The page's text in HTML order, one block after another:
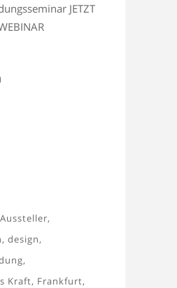
JETZT
Aussteller
design
Kraft Frankfurt